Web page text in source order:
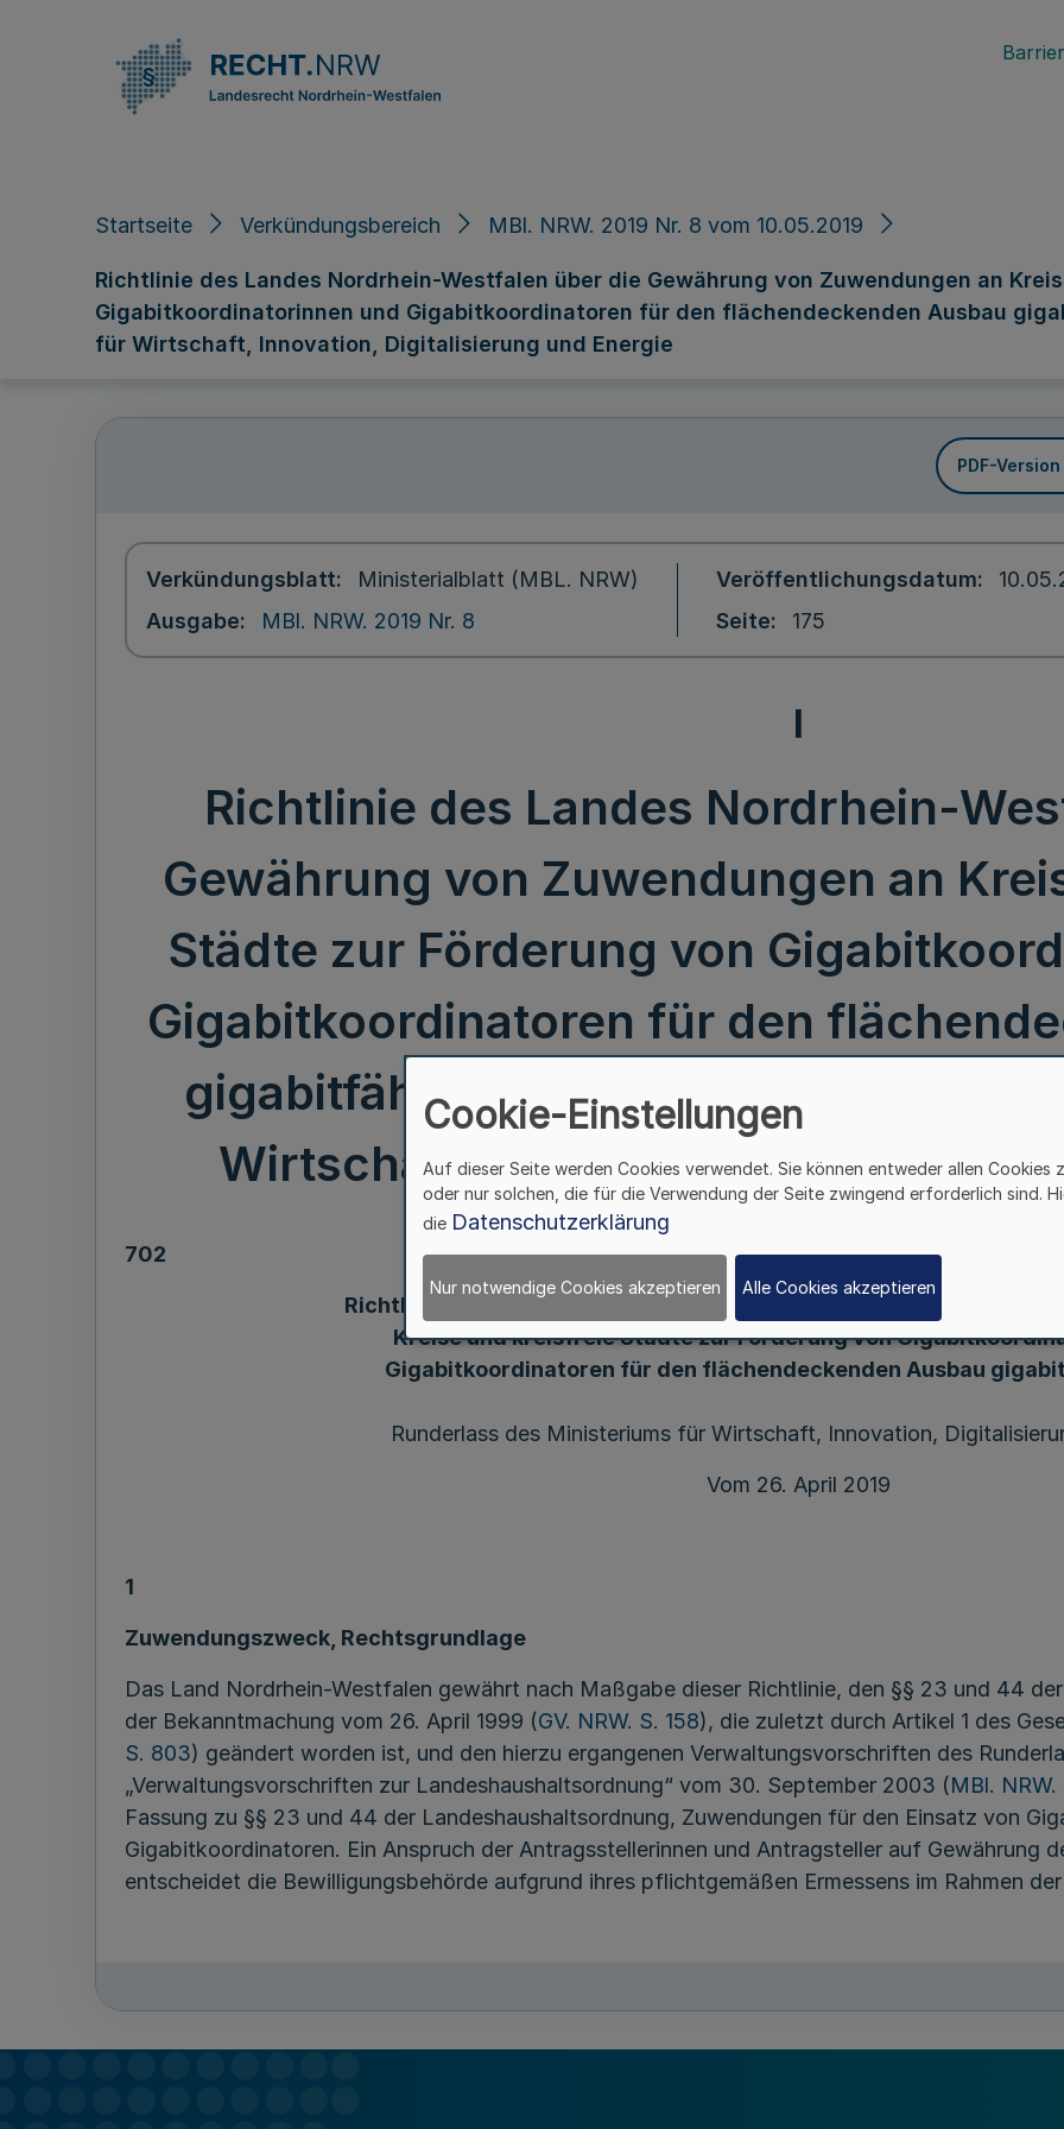
Startseite Verkündungsbereich MBl. NRW. 2019 Nr. 8 vom 10.05.2019
Richtlinie des Landes Nordrhein-Westfalen über die Gewährung von Zuwendungen an
Gigabitkoordinatorinnen und Gigabitkoordinatoren für den flächendeckenden Ausbau
für Wirtschaft, Innovation, Digitalisierung und Energie
PDF-
Verkündungsblatt
Ministerialblatt (MBL. NRW)
Ausgabe
MBl. NRW. 2019 Nr. 8
Veröffentlichungsdatum
Seite
175
I
Richtlinie des Landes Nordrhein-
Gewährung von Zuwendungen an
Städte zur Förderung von
Gigabitkoordinatoren für den
gigabitfähiger Netze Runderlass des
Wirtschaft, Innovation,
702
Richtlinie des Landes Nordrhein-Westfalen über die Gewährung
Kreise und kreisfreie Städte zur Förderung von
Gigabitkoordinatoren für den flächendeckenden Ausbau
Runderlass des Ministeriums für Wirtschaft, Innovation,
Vom 26. April 2019
1
Zuwendungszweck, Rechtsgrundlage
Das Land Nordrhein-Westfalen gewährt nach Maßgabe dieser Richtlinie, den §§ 23 und 44
der Bekanntmachung vom 26. April 1999 (GV. NRW. S. 158), die zuletzt durch Artikel 1 des
S. 803) geändert worden ist, und den hierzu ergangenen Verwaltungsvorschriften des
„Verwaltungsvorschriften zur Landeshaushaltsordnung“ vom 30. September 2003 (MBl. NRW.
Fassung zu §§ 23 und 44 der Landeshaushaltsordnung, Zuwendungen für den Einsatz von
Gigabitkoordinatoren. Ein Anspruch der Antragsstellerinnen und Antragsteller auf Gewährung
entscheidet die Bewilligungsbehörde aufgrund ihres pflichtgemäßen Ermessens im Rahmen
Wirtschaft, Energie, Industrie, Mittelstand und Handwerk „Richtlinie des Landes Nordrhein-
Zuwendungen an Kreise und kreisfreie Städte für die Breitbandkoordination und für die
Cookie-Einstellungen
Auf dieser Seite werden Cookies verwendet. Sie können entweder allen Cookies
oder nur solchen, die für die Verwendung der Seite zwingend erforderlich sind.
die Datenschutzerklärung
Nur notwendige Cookies akzeptieren Alle Cookies akzeptieren